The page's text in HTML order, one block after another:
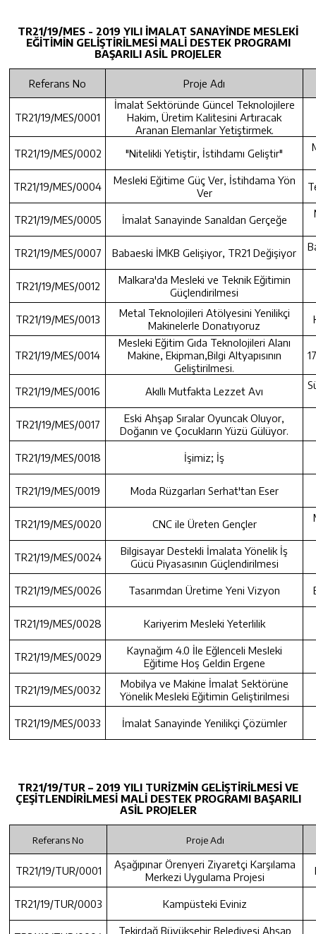
TR21/19/MES - 2019 YILI İMALAT SANAYİNDE MESLEKİ
EĞİTİMİN GELİŞTİRİLMESİ MALİ DESTEK PROGRAMI
BAŞARILI ASİL PROJELER
Referans No Proje Adı
TR21/19/MES/0001
İmalat Sektöründe Güncel Teknolojilere
Hakim, Üretim Kalitesini Artıracak
Aranan Elemanlar Yetiştirmek.
TR21/19/MES/0002
"Nitelikli Yetiştir, İstihdamı Geliştir"
TR21/19/MES/0004
Mesleki Eğitime Güç Ver, İstihdama Yön
Ver
TR21/19/MES/0005 İmalat Sanayinde Sanaldan Gerçeğe
TR21/19/MES/0007 Babaeski İMKB Gelişiyor, TR21 Değişiyor
TR21/19/MES/0012
Malkara'da Mesleki ve Teknik Eğitimin
Güçlendirilmesi
TR21/19/MES/0013
Metal Teknolojileri Atölyesini Yenilikçi
Makinelerle Donatıyoruz
TR21/19/MES/0014
Mesleki Eğitim Gıda Teknolojileri Alanı
Makine, Ekipman,Bilgi Altyapısının
Geliştirilmesi.
TR21/19/MES/0016 Akıllı Mutfakta Lezzet Avı
TR21/19/MES/0017
Eski Ahşap Sıralar Oyuncak Oluyor,
Doğanın ve Çocukların Yüzü Gülüyor.
TR21/19/MES/0018 İşimiz; İş
TR21/19/MES/0019 Moda Rüzgarları Serhat'tan Eser
TR21/19/MES/0020 CNC ile Üreten Gençler
TR21/19/MES/0024
Bilgisayar Destekli İmalata Yönelik İş
Gücü Piyasasının Güçlendirilmesi
TR21/19/MES/0026 Tasarımdan Üretime Yeni Vizyon
TR21/19/MES/0028 Kariyerim Mesleki Yeterlilik
TR21/19/MES/0029
Kaynağım 4.0 İle Eğlenceli Mesleki
Eğitime Hoş Geldin Ergene
TR21/19/MES/0032
Mobilya ve Makine İmalat Sektörüne
Yönelik Mesleki Eğitimin Geliştirilmesi
TR21/19/MES/0033 İmalat Sanayinde Yenilikçi Çözümler
TR21/19/TUR – 2019 YILI TURİZMİN GELİŞTİRİLMESİ VE
ÇEŞİTLENDİRİLMESİ MALİ DESTEK PROGRAMI BAŞARILI
ASİL PROJELER
Referans No Proje Adı
TR21/19/TUR/0001
Aşağıpınar Örenyeri Ziyaretçi Karşılama
Merkezi Uygulama Projesi
TR21/19/TUR/0003 Kampüsteki Eviniz
Tekirdağ Büyükşehir Belediyesi Ahşap